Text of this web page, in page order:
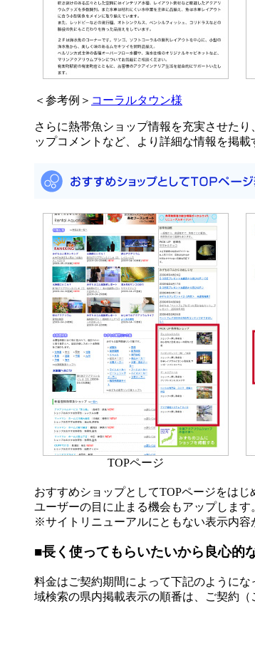
＜参考例＞ コーラルタウン様
さらに熱帯魚ショップ情報を充実させた
ップコメントなど、より詳細な情報を掲載
TOPページ
おすすめショップとしてTOPページをは
ユーザーの目に止まる機会もアップします
※サイトリニューアルにともない表示内容
■長く使ってもらいたいから良心
料金はご契約期間によって下記のように
域検索の県内掲載表示の順番は、ご契約